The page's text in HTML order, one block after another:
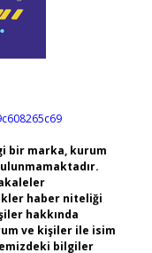
bir marka, kurum
haber niteliği
hakkında
ve kişiler ile isim
bilgiler